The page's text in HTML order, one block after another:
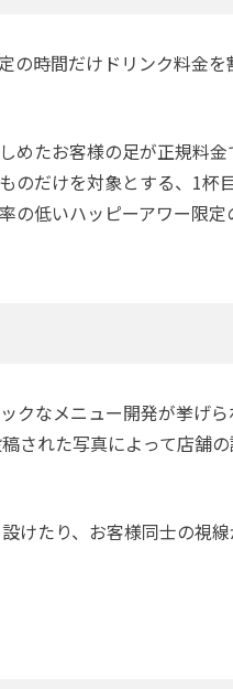
時間だけドリンク料金を
めたお客様の足が正規料
のだけを対象とする、1杯
の低いハッピーアワー限
クなメニュー開発が挙げ
された写真によって店舗
けたり、お客様同士の視